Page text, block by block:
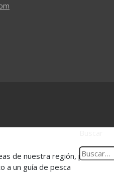
de nuestra región, puede
a un guía de pesca